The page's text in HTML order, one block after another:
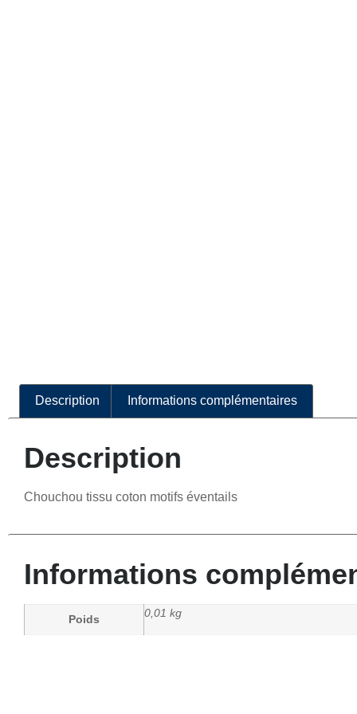
Description Informations complémentaires
Description
Chouchou tissu coton motifs éventails
Informations
Poids 0,01 kg